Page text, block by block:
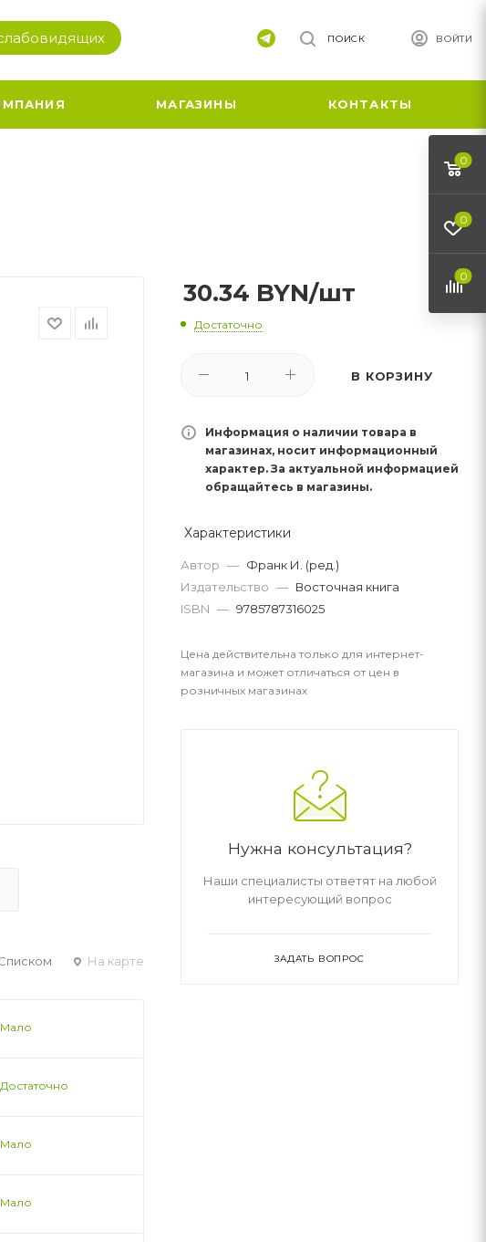
ВОЙТИ
ПОИСК
МАГАЗИНЫ КОНТАКТЫ
На карте
Мало
Достаточно
Мало
Мало
30.34 BYN/шт
Достаточно
В КОРЗИНУ
Информация о наличии товара в
магазинах, носит информационный
характер. За актуальной информацией
обращайтесь в магазины.
Характеристики
Автор — Франк И. (ред.)
Издательство — Восточная книга
ISBN — 9785787316025
Цена действительна только для интернет-
магазина и может отличаться от цен в
розничных магазинах
Нужна консультация?
Наши специалисты ответят на любой
интересующий вопрос
ЗАДАТЬ ВОПРОС
0
0
0